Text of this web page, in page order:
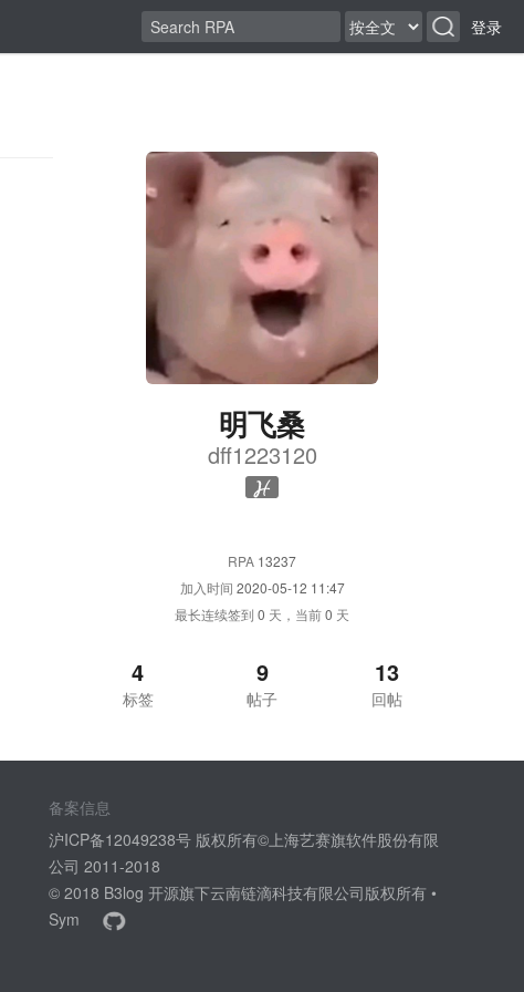
登录
明飞桑
dff1223120
RPA 13237
加入时间 2020-05-12 11:47
最长连续签到 0 天，当前0 天
4
标签
9
帖子
13
回帖
备案信息
沪ICP备12049238号 版权所有©上海艺赛旗软件股份有限
公司 2011-2018
© 2018 B3log 开源旗下云南链滴科技有限公司版权所有 •
Sym